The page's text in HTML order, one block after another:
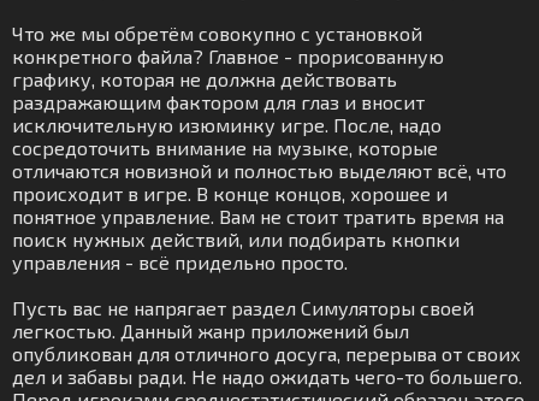
Что же мы обретём совокупно с установкой
конкретного файла? Главное - прорисованную
графику, которая не должна действовать
раздражающим фактором для глаз и вносит
исключительную изюминку игре. После, надо
сосредоточить внимание на музыке, которые
отличаются новизной и полностью выделяют всё, что
происходит в игре. В конце концов, хорошее и
понятное управление. Вам не стоит тратить время на
поиск нужных действий, или подбирать кнопки
управления - всё придельно просто.
Пусть вас не напрягает раздел Симуляторы своей
легкостью. Данный жанр приложений был
опубликован для отличного досуга, перерыва от своих
дел и забавы ради. Не надо ожидать чего-то большего.